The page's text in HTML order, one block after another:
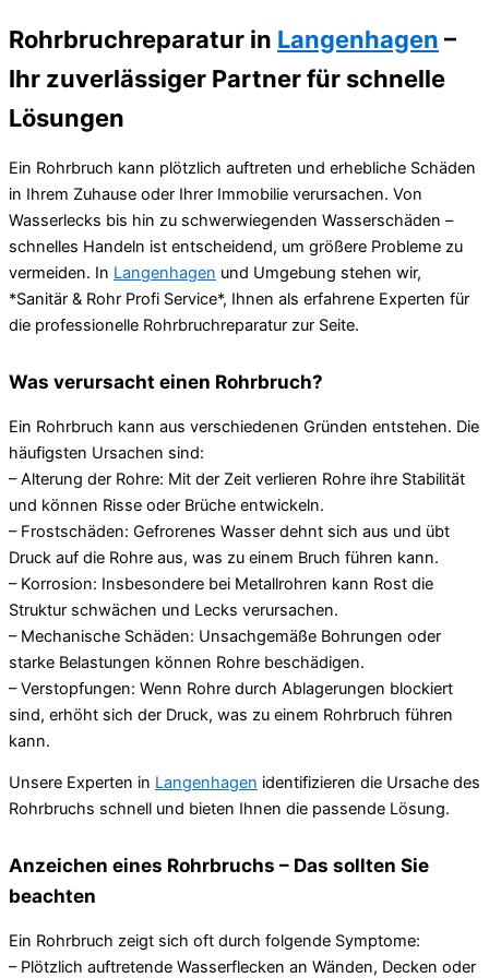
Rohrbruchreparatur in Langenhagen –
Ihr zuverlässiger Partner für schnelle
Lösungen
Ein Rohrbruch kann plötzlich auftreten und erhebliche Schäden
in Ihrem Zuhause oder Ihrer Immobilie verursachen. Von
Wasserlecks bis hin zu schwerwiegenden Wasserschäden –
schnelles Handeln ist entscheidend, um größere Probleme zu
vermeiden. In Langenhagen und Umgebung stehen wir,
*Sanitär & Rohr Profi Service*, Ihnen als erfahrene Experten für
die professionelle Rohrbruchreparatur zur Seite.
Was verursacht einen Rohrbruch?
Ein Rohrbruch kann aus verschiedenen Gründen entstehen. Die
häufigsten Ursachen sind:
– Alterung der Rohre: Mit der Zeit verlieren Rohre ihre Stabilität
und können Risse oder Brüche entwickeln.
– Frostschäden: Gefrorenes Wasser dehnt sich aus und übt
Druck auf die Rohre aus, was zu einem Bruch führen kann.
– Korrosion: Insbesondere bei Metallrohren kann Rost die
Struktur schwächen und Lecks verursachen.
– Mechanische Schäden: Unsachgemäße Bohrungen oder
starke Belastungen können Rohre beschädigen.
– Verstopfungen: Wenn Rohre durch Ablagerungen blockiert
sind, erhöht sich der Druck, was zu einem Rohrbruch führen
kann.
Unsere Experten in Langenhagen identifizieren die Ursache des
Rohrbruchs schnell und bieten Ihnen die passende Lösung.
Anzeichen eines Rohrbruchs – Das sollten Sie
beachten
Ein Rohrbruch zeigt sich oft durch folgende Symptome:
– Plötzlich auftretende Wasserflecken an Wänden, Decken oder